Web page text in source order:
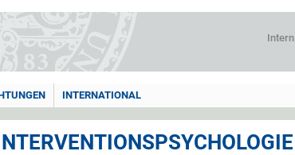
Intern
INTERNATIONAL